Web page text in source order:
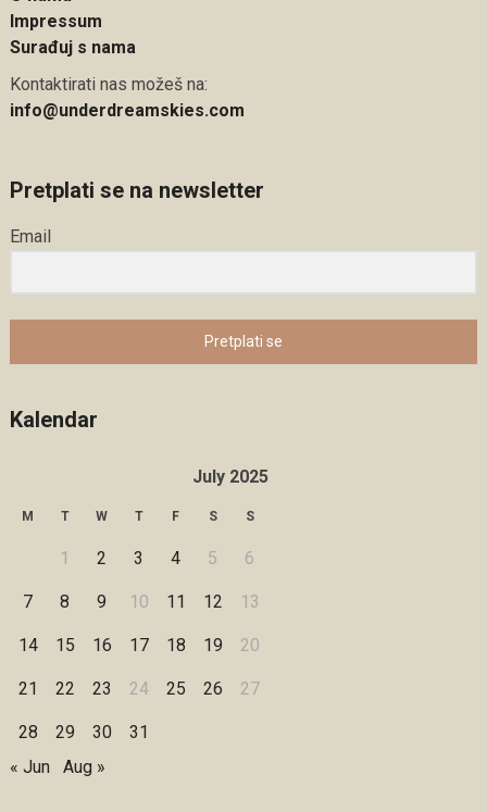
Impressum
Surađuj s nama
Kontaktirati nas možeš na:
info@underdreamskies.com
Pretplati se na newsletter
Email
Pretplati se
Kalendar
July 2025
M T W T F S S
1 2 3 4 5 6
7 8 9 10 11 12 13
14 15 16 17 18 19 20
21 22 23 24 25 26 27
28 29 30
31
« Jun
Aug »